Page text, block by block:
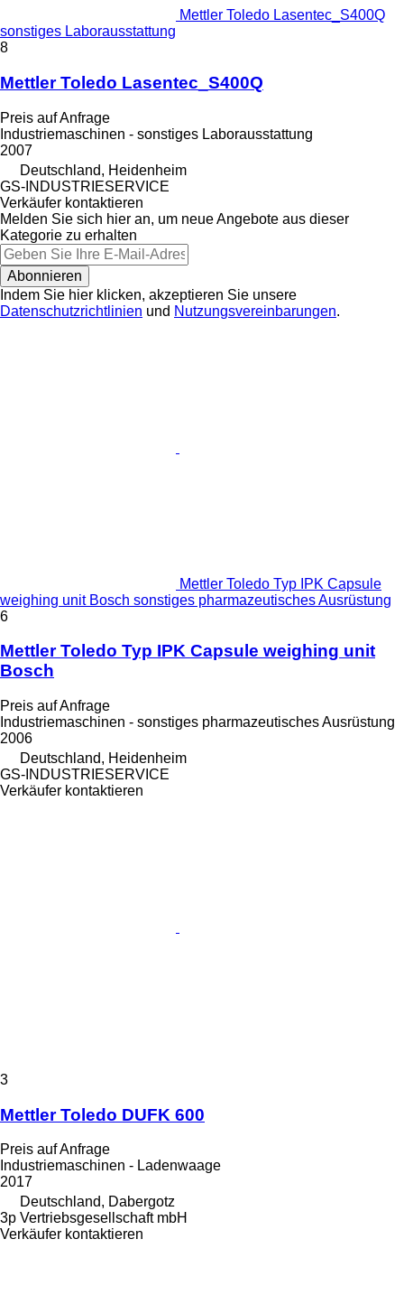
Mettler Toledo Lasentec_S400Q
sonstiges Laborausstattung
8
Mettler Toledo Lasentec_S400Q
Preis auf Anfrage
Industriemaschinen - sonstiges Laborausstattung
2007
Deutschland, Heidenheim
GS-INDUSTRIESERVICE
Verkäufer kontaktieren
Melden Sie sich hier an, um neue Angebote aus dieser
Kategorie zu erhalten
Abonnieren
Indem Sie hier klicken, akzeptieren Sie unsere
Datenschutzrichtlinien und Nutzungsvereinbarungen.
Mettler Toledo Typ IPK Capsule
weighing unit Bosch sonstiges pharmazeutisches Ausrüstung
6
Mettler Toledo Typ IPK Capsule weighing unit
Bosch
Preis auf Anfrage
Industriemaschinen - sonstiges pharmazeutisches Ausrüstung
2006
Deutschland, Heidenheim
GS-INDUSTRIESERVICE
Verkäufer kontaktieren
3
Mettler Toledo DUFK 600
Preis auf Anfrage
Industriemaschinen - Ladenwaage
2017
Deutschland, Dabergotz
3p Vertriebsgesellschaft mbH
Verkäufer kontaktieren